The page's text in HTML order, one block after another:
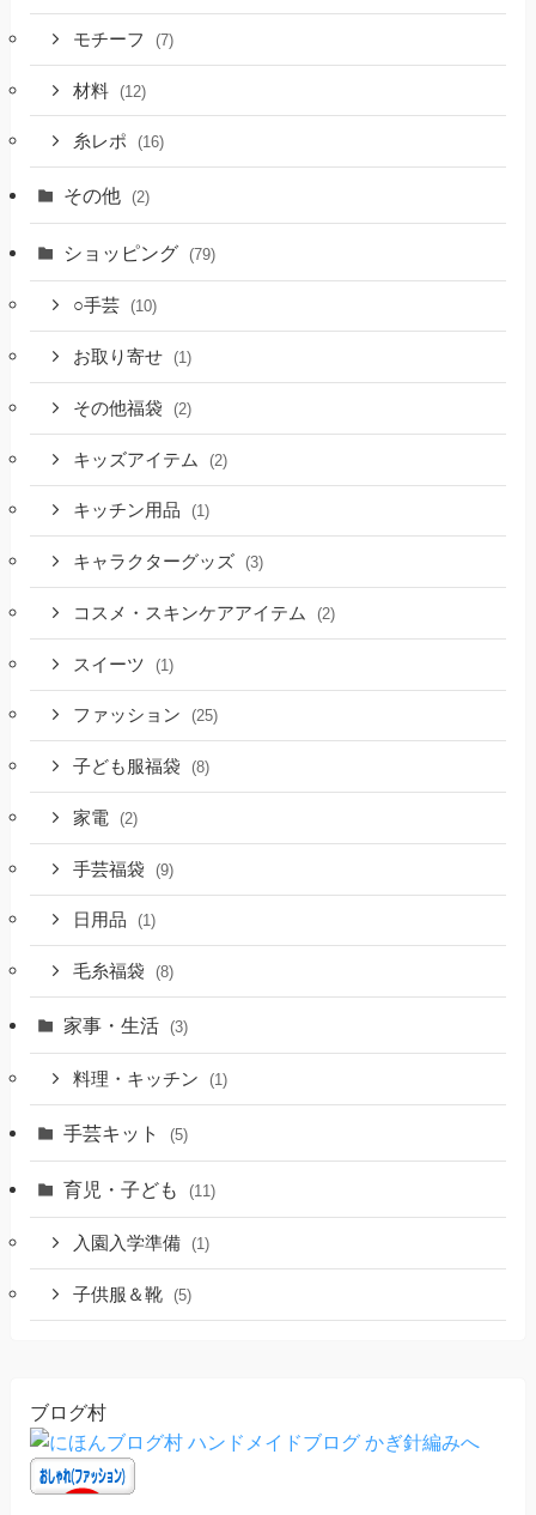
モチーフ (7)
材料 (12)
糸レポ (16)
その他 (2)
ショッピング (79)
○手芸 (10)
お取り寄せ (1)
その他福袋 (2)
キッズアイテム (2)
キッチン用品 (1)
キャラクターグッズ (3)
コスメ・スキンケアアイテム (2)
スイーツ (1)
ファッション (25)
子ども服福袋 (8)
家電 (2)
手芸福袋 (9)
日用品 (1)
毛糸福袋 (8)
家事・生活 (3)
料理・キッチン (1)
手芸キット (5)
育児・子ども (11)
入園入学準備 (1)
子供服＆靴 (5)
ブログ村